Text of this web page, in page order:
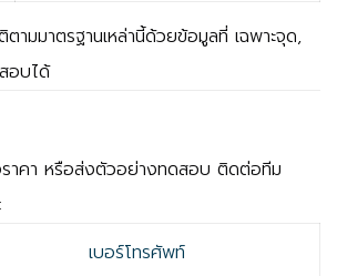
ามมาตรฐานเหล่านี้ด้วยข้อมูลที่ เฉพาะจุด,
อบได้
ราคา หรือส่งตัวอย่างทดสอบ ติดต่อทีม
เบอร์โทรศัพท์